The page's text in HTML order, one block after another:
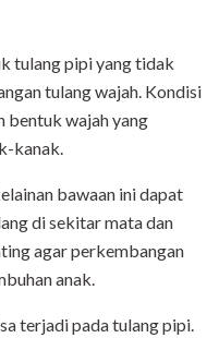
tulang pipi yang tidak
tulang wajah. Kondisi
bentuk wajah yang
kanak.
bawaan ini dapat
di sekitar mata dan
agar perkembangan
anak.
terjadi pada tulang pipi.